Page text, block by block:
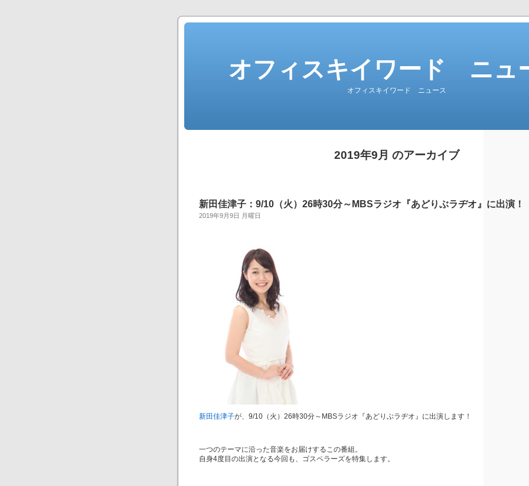
オフィスキイワード ニュ
オフィスキイワード ニュース
2019年9月 のアーカイブ
新田佳津子：9/10（火）26時30分～MBSラジオ『あどりぶラヂオ』に出演！
2019年9月9日 月曜日
新田佳津子が、9/10（火）26時30分～MBSラジオ『あどりぶラヂオ』に出演します！
一つのテーマに沿った音楽をお届けするこの番組。
自身4度目の出演となる今回も、ゴスペラーズを特集します。